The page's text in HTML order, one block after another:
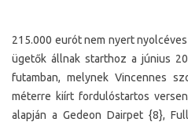
215.000 eurót nem nyert
ügetők állnak starthoz a június
futamban, melynek Vincennes
méterre kiírt fordulóstartos
alapján a Gedeon Dairpet {8},